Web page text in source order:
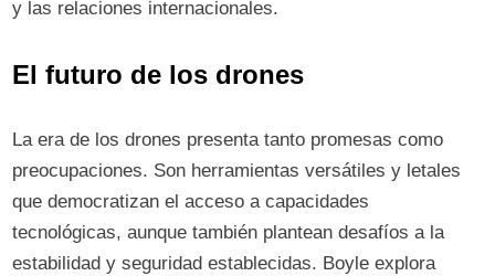
y las relaciones internacionales.
El futuro de los drones
La era de los drones presenta tanto promesas como
preocupaciones. Son herramientas versátiles y letales
que democratizan el acceso a capacidades
tecnológicas, aunque también plantean desafíos a la
estabilidad y seguridad establecidas. Boyle explora